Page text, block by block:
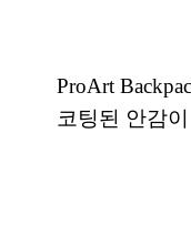
ProArt
코팅된 안감